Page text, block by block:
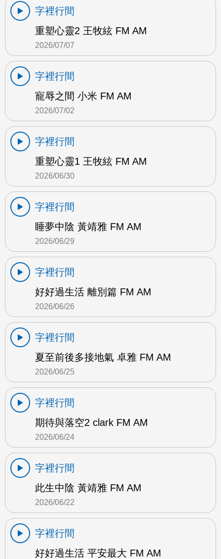
字裡行間
重塑心靈2 王牧絃 FM AM
2026/07/07
字裡行間
寵辱之間 小米 FM AM
2026/07/02
字裡行間
重塑心靈1 王牧絃 FM AM
2026/06/30
字裡行間
睡夢中陰 黃靖雅 FM AM
2026/06/29
字裡行間
好好過生活 離別篇 FM AM
2026/06/26
字裡行間
夏至前後多接地氣 卓雅 FM AM
2026/06/25
字裡行間
期待與落空2 clark FM AM
2026/06/24
字裡行間
此生中陰 黃靖雅 FM AM
2026/06/22
字裡行間
好好過生活 平安最大 FM AM